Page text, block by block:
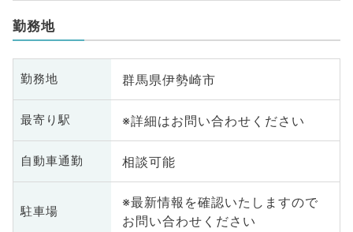
勤務地
勤務地 群馬県伊勢崎市
最寄り駅 ※詳細はお問い合わせください
自動車通勤 相談可能
駐車場
※最新情報を確認いたしますので
お問い合わせください